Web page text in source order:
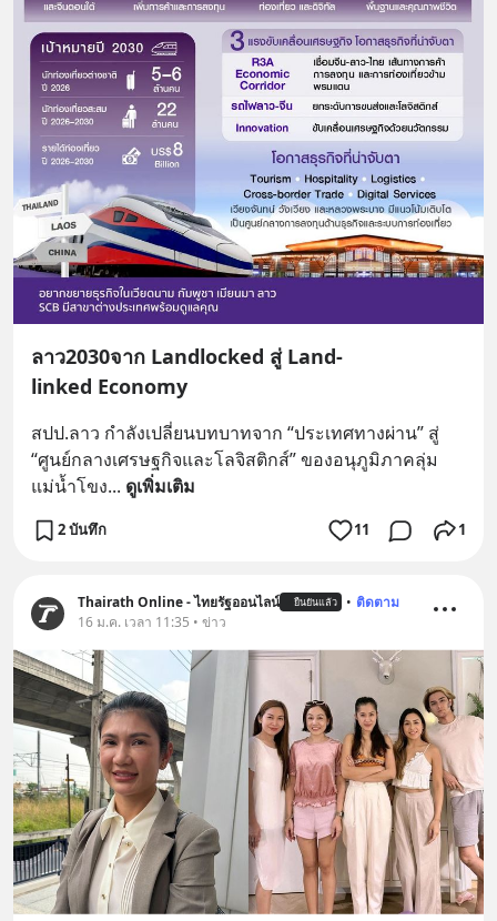
ลาว2030จาก Landlocked สู่ Land-
linked Economy
สปป.ลาว กำลังเปลี่ยนบทบาทจาก “ประเทศทางผ่าน” สู่
“ศูนย์กลางเศรษฐกิจและโลจิสติกส์” ของอนุภูมิภาคลุ่ม
แม่น้ำโขง... ดูเพิ่มเติม
2 บันทึก 11 1
Thairath Online - ไทยรัฐออนไลน์ ยืนยันแล้ว • ติดตาม
16 ม.ค. เวลา 11:35 • ข่าว